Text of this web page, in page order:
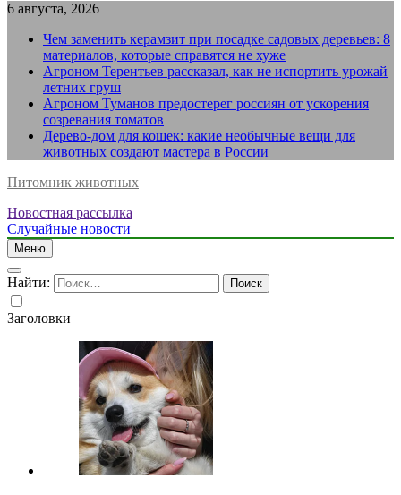
6 августа, 2026
Чем заменить керамзит при посадке садовых деревьев: 8
материалов, которые справятся не хуже
Агроном Терентьев рассказал, как не испортить урожай
летних груш
Агроном Туманов предостерег россиян от ускорения
созревания томатов
Дерево-дом для кошек: какие необычные вещи для
животных создают мастера в России
Питомник животных
Новостная рассылка
Случайные новости
Меню
Найти:
Заголовки